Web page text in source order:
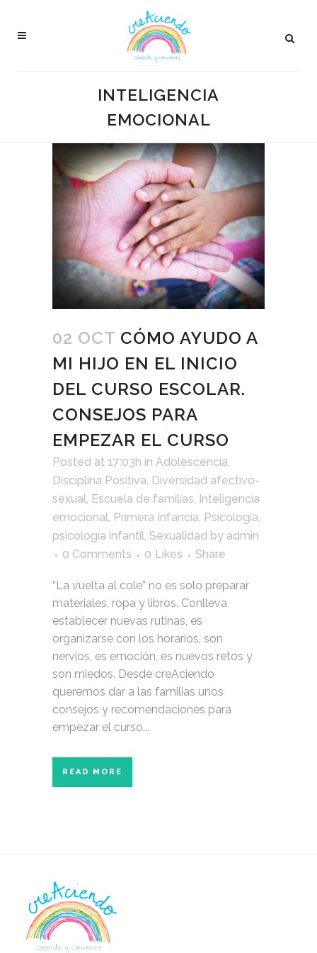
INTELIGENCIA
EMOCIONAL
02 OCT CÓMO AYUDO A
MI HIJO EN EL INICIO
DEL CURSO ESCOLAR.
CONSEJOS PARA
EMPEZAR EL CURSO
Posted at 17:03h in Adolescencia,
Disciplina Positiva, Diversidad afectivo-
sexual, Escuela de familias, Inteligencia
emocional, Primera Infancia, Psicología,
psicología infantil, Sexualidad by admin
0 Comments
0 Likes Share
“La vuelta al cole” no es solo preparar
materiales, ropa y libros. Conlleva
establecer nuevas rutinas, es
organizarse con los horarios, son
nervios, es emoción, es nuevos retos y
son miedos. Desde creAciendo
queremos dar a las familias unos
consejos y recomendaciones para
empezar el curso...
READ MORE